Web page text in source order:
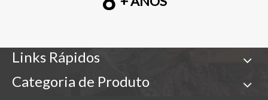
Links Rápidos
Categoria de Produto